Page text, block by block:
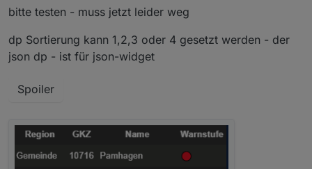
die sortierung muss noch gemacht werden -
dann gibt es wieder was zum testen - könnte
aber etwas dauern
liv-in-sky sagte in
Corona-Ampel Österreich in VIS
anzeigen:
18. September 2020: Ein zusätzliches File auf
Gemeindefile enthält im die Warnstufen auf
bitte testen - muss jetzt leider weg
dp Sortierung kann 1,2,3 oder 4 gesetzt werden - der
json dp - ist für json-widget
Spoiler